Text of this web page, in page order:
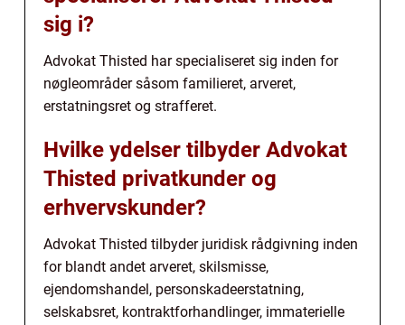
sig i?
Advokat Thisted har specialiseret sig inden for
nøgleområder såsom familieret, arveret,
erstatningsret og strafferet.
Hvilke ydelser tilbyder Advokat
Thisted privatkunder og
erhvervskunder?
Advokat Thisted tilbyder juridisk rådgivning inden
for blandt andet arveret, skilsmisse,
ejendomshandel, personskadeerstatning,
selskabsret, kontraktforhandlinger, immaterielle